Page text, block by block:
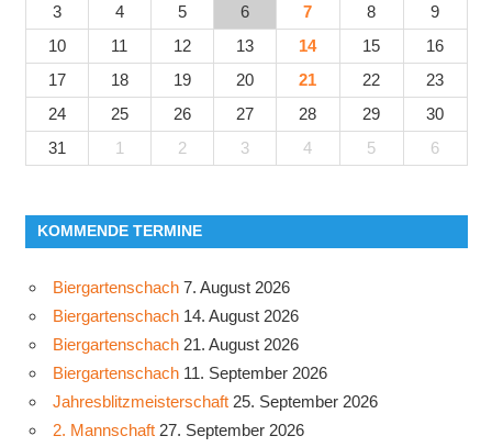
3
4 5 6 7 8
9
10
11 12 13 14 15
16
17
18 19 20 21 22
23
24
25 26 27 28 29
30
31
1 2 3 4 5 6
KOMMENDE TERMINE
Biergartenschach 7. August 2026
Biergartenschach 14. August 2026
Biergartenschach 21. August 2026
Biergartenschach 11. September 2026
Jahresblitzmeisterschaft 25. September 2026
2. Mannschaft 27. September 2026